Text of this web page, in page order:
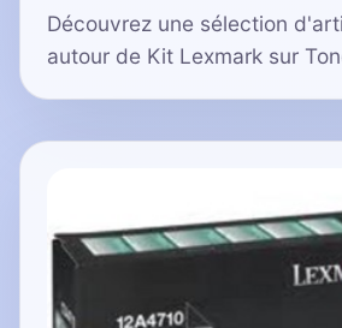
Découvrez une sélection
autour de Kit Lexmark sur